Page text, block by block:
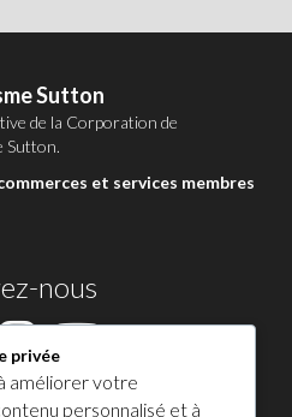
Sutton
de la Corporation de
Sutton.
et services membres
nous
à Sutton
privée
améliorer votre
personnalisé et à